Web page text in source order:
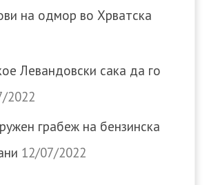
на одмор во Хрватска
Левандовски сака да го
2022
грабеж на бензинска
12/07/2022